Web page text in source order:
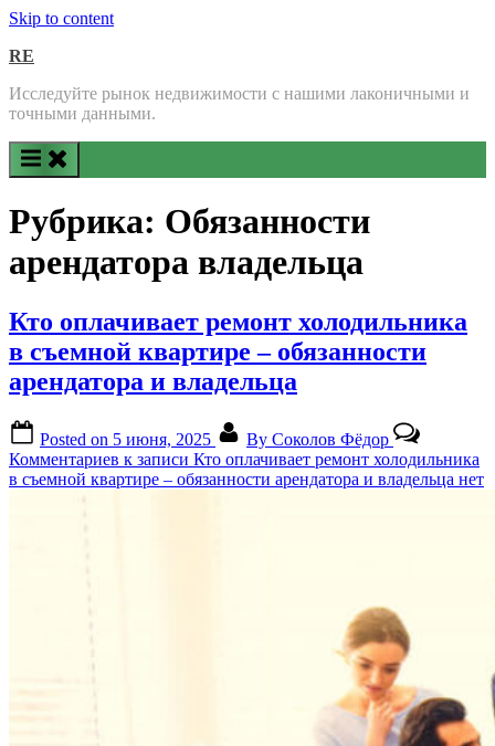
Skip to content
RE
Исследуйте рынок недвижимости с нашими лаконичными и
точными данными.
Рубрика: Обязанности
арендатора владельца
Кто оплачивает ремонт холодильника
в съемной квартире – обязанности
арендатора и владельца
Posted on 5 июня, 2025 By Соколов Фёдор
Комментариев к записи Кто оплачивает ремонт холодильника
в съемной квартире – обязанности арендатора и владельца нет